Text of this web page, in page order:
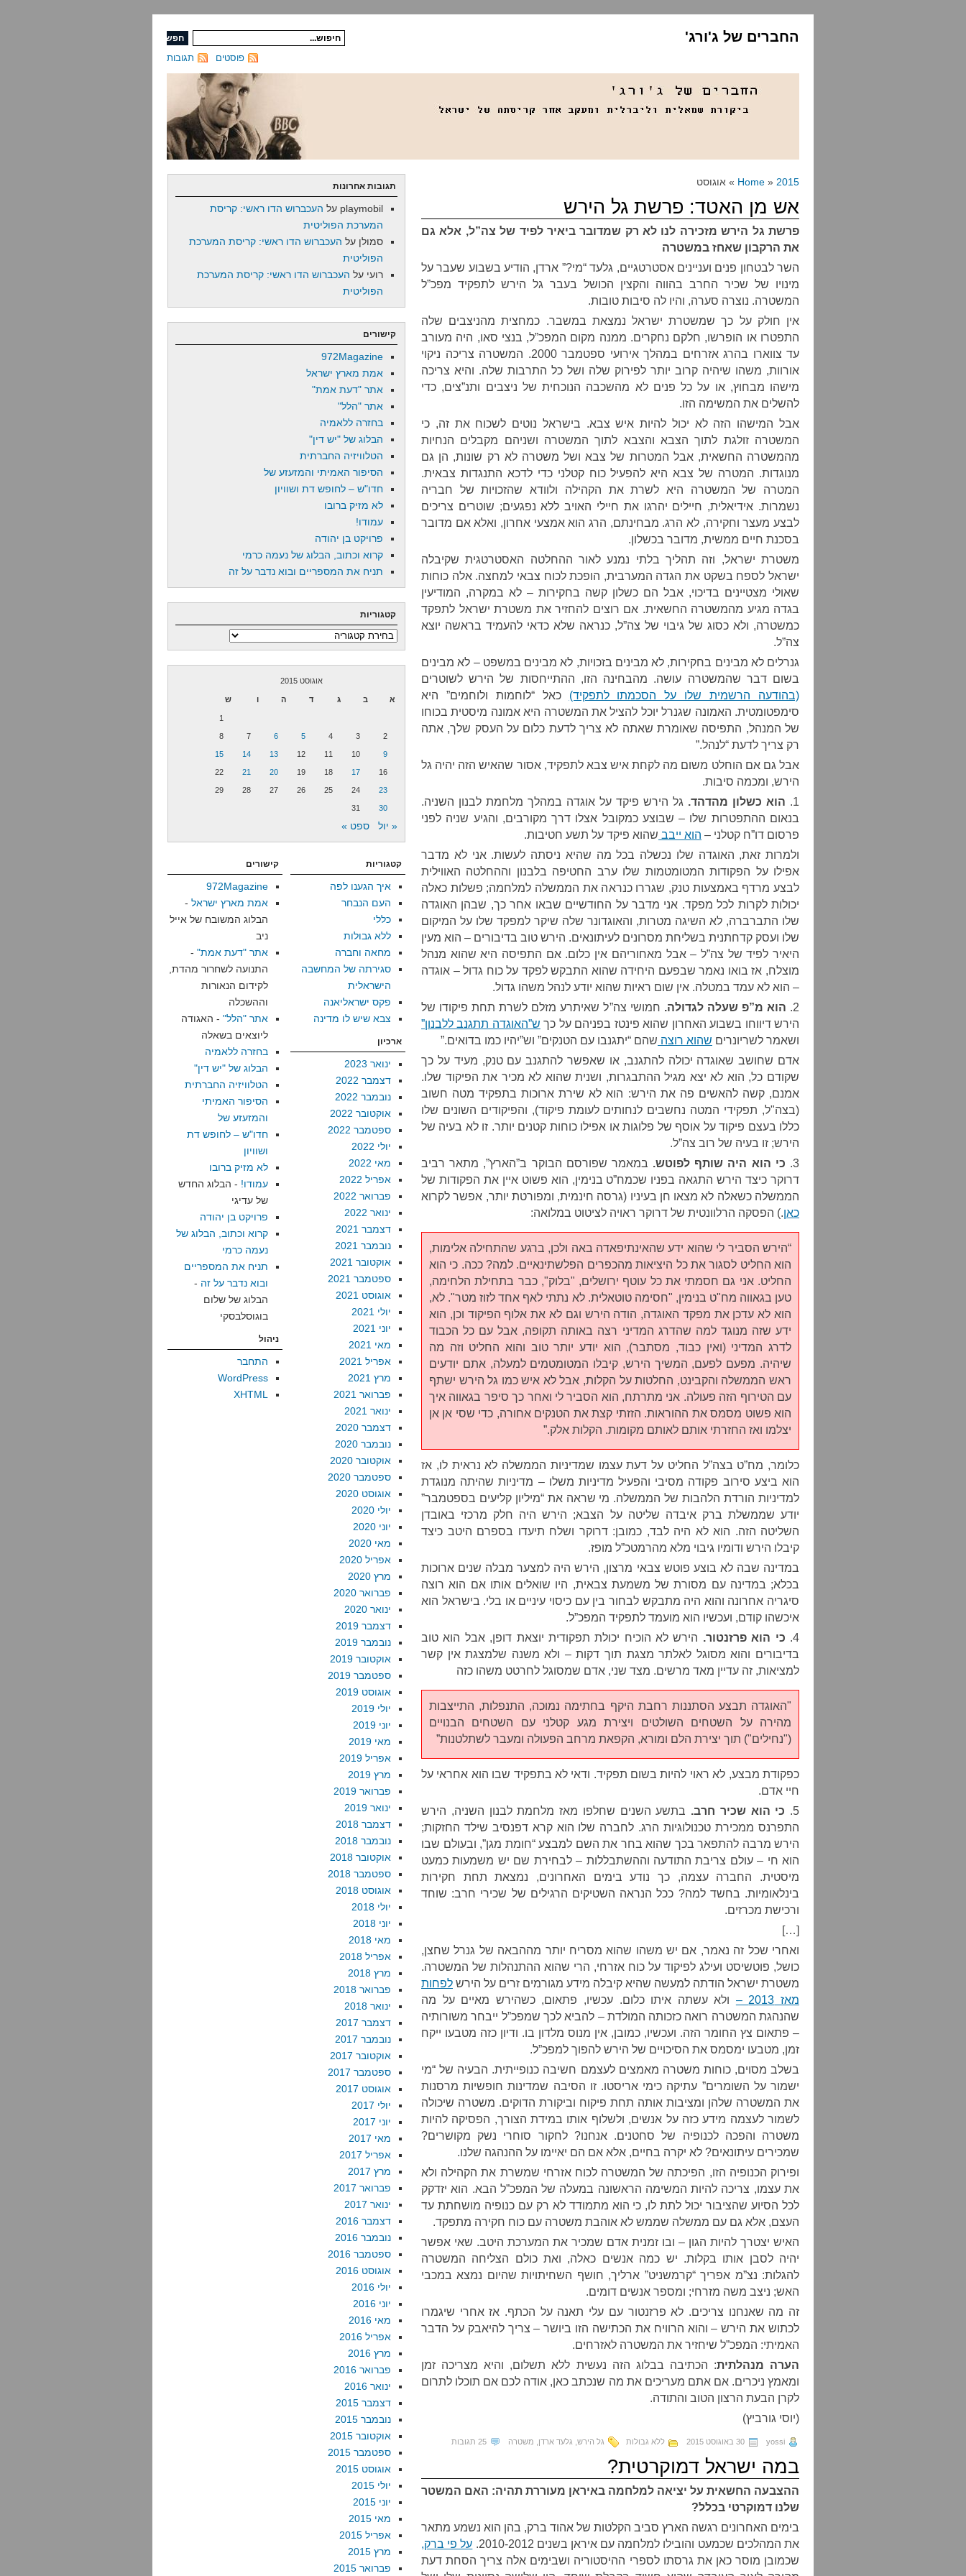
החברים של ג'ורג'
תגובות פוסטים
Home » 2015 » אוגוסט
אש מן האטד: פרשת גל הירש
פרשת גל הירש מזכירה לנו לא רק שמדובר ביאיר לפיד של צה”ל, אלא גם
את הרקבון שאחז במשטרה
השר לבטחון פנים ועניינים אסטרטגיים, גלעד “מי?” ארדן, הודיע בשבוע שעבר על
מינויו של שכיר החרב בהווה והקצין הכושל בעבר גל הירש לתפקיד מפכ”ל
המשטרה. נוצרה סערה, והיו לה סיבות טובות.
אין חולק על כך שמשטרת ישראל נמצאת במשבר. כמחצית מהניצבים שלה
התפטרו או הופרשו, חלקם נחקרים. ממנה מקום המפכ”ל, בנצי סאו, היה מעורב
עד צווארו בהרג אזרחים במהלך אירועי ספטמבר 2000. המשטרה צריכה ניקוי
אורוות, משהו שיהיה קרוב יותר לפירוק שלה ושל כל התרבות שלה. והיא צריכה
מישהו מבחוץ, או על כל פנים לא מהשכבה הנוכחית של ניצבים ותנ”צים, כדי
להשלים את המשימה הזו.
אבל המישהו הזה לא יכול להיות איש צבא. בישראל נוטים לשכוח את זה, כי
המשטרה זולגת לתוך הצבא והצבא לתוך המשטרה ושניהם מקבלים הנחיות
מהמשטרה החשאית, אבל המטרות של צבא ושל משטרה לא רק שונות, הן גם
מנוגדות. המטרה של צבא היא להפעיל כוח קטלני כדי לדכא התנגדות צבאית.
המטרה של המשטרה היא לשרת את הקהילה ולוודא שהזכויות של חבריה
נשמרות. אידיאלית, חיילים יהרגו את חיילי האויב ללא נפגעים; שוטרים צריכים
לבצע מעצר וחקירה, לא הרג. מבחינתם, הרג הוא אמצעי אחרון, ואלא אם מדובר
בסכנת חיים ממשית, מדובר בכשלון.
משטרת ישראל, וזה תהליך בלתי נמנע לאור ההחלטה האסטרטגית שקיבלה
ישראל לספח בשקט את הגדה המערבית, הופכת לכוח צבאי למחצה. אלה כוחות
שאולי מצטיינים בדיכוי, אבל הם כשלון קשה בחקירות – לא במקרה, המודיעין
בגדה מגיע מהמשטרה החשאית. אם רוצים להחזיר את משטרת ישראל לתפקד
כמשטרה, ולא כסוג של גיבוי של צה”ל, כנראה שלא כדאי להעמיד בראשה יוצא
צה”ל.
גנרלים לא מבינים בחקירות, לא מבינים בזכויות, לא מבינים במשפט – לא מבינים
בשום דבר שהמשטרה עושה. מהבחינה הזו, ההתייחסות של הירש לשוטרים
(בהודעה הרשמית שלו על הסכמתו לתפקיד) כאל “לוחמות ולוחמים” היא
סימפטומטית. האמונה שגנרל יוכל להציל את המשטרה היא אמונה מיסטית בכוחו
של המנהל, התפיסה שאומרת שאתה לא צריך לדעת כלום על העסק שלך, אתה
רק צריך לדעת “לנהל.”
אבל גם אם הוחלט משום מה לקחת איש צבא לתפקיד, אסור שהאיש הזה יהיה גל
הירש, ומכמה סיבות.
1.
הוא כשלון מהדהד. גל הירש פיקד על אוגדה במהלך מלחמת לבנון השניה.
בנאום ההתפטרות שלו – שבוצע כמקובל אצלו דרך מקורבים, והגיע שניה לפני
פרסום דו”ח קטלני – הוא ייבב שהוא פיקד על תשע חטיבות.
ולמרות זאת, האוגדה שלו נכשלה בכל מה שהיא ניסתה לעשות. אני לא מדבר
אפילו על הפקודות המטומטמות שלו ערב החטיפה בלבנון וההחלטה האווילית
לבצע מרדף באמצעות טנק, שגררו כנראה את הממשלה למלחמה; פשלות כאלה
יכולות לקרות לכל מפקד. אני מדבר על החודשיים שבאו אחר כך, שבהן האוגדה
שלו התברברה, לא השיגה מטרות, והאוגדונר שלה שיקר למפקד שלו על המיקום
שלו ועסק קדחתנית בשליחת מסרונים לעיתונאים. הירש טוב בדיבורים – הוא מעין
היאיר לפיד של צה”ל – אבל מאחוריהם אין כלום. אם התפיסה היא שהוא מנהל
מוצלח, אז בואו נאמר שבפעם היחידה שהוא התבקש לפקד על כוח גדול – אוגדה
– הוא לא עמד במטלה. אין שום ראיות שהוא יודע לנהל משהו גדול.
2.
הוא מ”פ שעלה לגדולה. חמושי צה”ל שאיתרע מזלם לשרת תחת פיקודו של
הירש דיווחו בשבוע האחרון שהוא פינטז בפניהם על כך ש”האוגדה תתגנב ללבנון”
ושאמר לשריונרים שהוא רוצה שהם “יתגנבו עם הטנקים” וש”יהיו כמו בדואים.”
אדם שחושב שאוגדה יכולה להתגנב, או שאפשר להתגנב עם טנק, מעיד על כך
שקודם כל, הוא לא יצא מגיל ההתבגרות, ושנית שהוא לא מכיר את הפיקוד שלו.
אמנם, קשה להאשים פה את הירש: הוא לא שירת ארוכות בתפקיד מטה חשוב
(בצה"ל, תפקידי המטה נחשבים לנחותים לעומת פיקוד), והפיקודים השונים שלו
כללו בעצם פיקוד על אוסף של פלוגות או אפילו כוחות קטנים יותר. זו לא בעיה של
הירש; זו בעיה של רוב צה”ל.
3.
כי הוא היה שותף לפוטש. במאמר שפורסם הבוקר ב”הארץ”, מתאר רביב
דרוקר כיצד הירש התגאה בפניו שכמח”ט בנימין, הוא פשוט איין את הפקודות של
הממשלה כשאלה לא מצאו חן בעיניו (גרסה חינמית, ומפורטת יותר, אפשר לקרוא
כאן.) הפסקה הרלוונטית של דרוקר ראויה לציטוט במלואה:
“הירש הסביר לי שהוא ידע שהאינתיפאדה באה ולכן, ברגע שהתחילה אלימות,
הוא החליט לסגור את כל היציאות מהכפרים הפלשתינאיים. למה? ככה. כי הוא
החליט. אני גם חסמתי את כל עוטף ירושלים, "בלוק", כבר בתחילת הלחימה,
טען בגאווה מח"ט בנימין, "חסימה טוטאלית. לא נתתי לאף אחד לזוז מטר". לא,
הוא לא עדכן את מפקד האוגדה, הודה הירש וגם לא את אלוף הפיקוד וכן, הוא
ידע שזה מנוגד למה שהדרג המדיני רצה באותה תקופה, אבל עם כל הכבוד
לדרג המדיני (ואין כבוד, מסתבר), הוא יודע יותר טוב והוא החליט וזה מה
שיהיה. מפעם לפעם, המשיך הירש, קיבלו המטומטמים למעלה, אתם יודעים
ראש הממשלה והקבינט, החלטות על הקלות, אבל לא איש כמו גל הירש ישתף
עם הטירוף הזה פעולה. אני מתרתח, הוא הסביר לי ואחר כך סיפר בגאווה איך
הוא פשוט מסמס את ההוראות. הזזתי קצת את הטנקים אחורה, כדי שסי אן אן
יצלמו ואז החזרתי אותם לאותם מקומות. הקלות אלק.”
כלומר, מח”ט בצה”ל החליט על דעת עצמו שמדיניות הממשלה לא נראית לו, אז
הוא ביצע סירוב פקודה מסיבי והפעיל מדיניות משלו – מדיניות שהיתה מנוגדת
למדיניות הורדת הלהבות של הממשלה. מי שראה את “מיליון קליעים בספטמבר”
יודע שממשלת ברק איבדה שליטה על הצבא; הירש היה חלק מרכזי באובדן
השליטה הזה. הוא לא היה לבד, כמובן: דרוקר ושלח תיעדו בספרם היטב כיצד
קיבלו הירש ודומיו גיבוי מלא מהרמטכ”ל מופז.
במדינה שבה לא בוצע פוטש צבאי מרצון, הירש היה למצער מבלה שנים ארוכות
בכלא; במדינה עם מסורת של משמעת צבאית, היו שואלים אותו אם הוא רוצה
סיגריה אחרונה והוא היה מתבקש לבחור בין עם כיסוי עיניים או בלי. בישראל הוא
איכשהו קודם, ועכשיו הוא מועמד לתפקיד המפכ”ל.
4.
כי הוא פרזנטור. הירש לא הוכיח יכולת תפקודית יוצאת דופן, אבל הוא טוב
בדיבורים והוא מסוגל לאלתר מצגת תוך דקות – ולא משנה שלמצגת אין קשר
למציאות, זה עדיין מאד מרשים. מצד שני, אדם שמסוגל לחרטט משהו כזה
"האוגדה תבצע הסתננות רחבת היקף בחתימה נמוכה, התנפלות, התייצבות
מהירה על השטחים השולטים ויצירת מגע קטלני עם השטחים הבנויים
("נחילים") תוך יצירת הלם ומורא, הקפאת מרחב הפעולה ומעבר לשתלטנות”
כפקודת מבצע, לא ראוי להיות בשום תפקיד. ודאי לא בתפקיד שבו הוא אחראי על
חיי אדם.
5.
כי הוא שכיר חרב. בתשע השנים שחלפו מאז מלחמת לבנון השניה, הירש
התפרנס ממכירת טכנולוגיות הרג. לחברה שלו הוא קרא דפנסיב שילד החזקות;
הירש מרבה להתפאר בכך שהוא בחר את השם למבצע “חומת מגן”, ובעולם שבו
הוא חי – עולם צריבת התודעה וההשתבללות – לבחירת שם יש משמעות כמעט
מיסטית. החברה עצמה, כך נודע בימים האחרונים, נמצאת תחת חקירות
בינלאומיות. בחשד למה? ככל הנראה השטיקים הרגילים של שכירי חרב: שוחד
ורכישת מכרזים.
[…]
ואחרי שכל זה נאמר, אם יש משהו שהוא מסריח יותר מההבאה של גנרל שחצן,
כושל, פוטשיסט ועילג לפיקוד על כוח אזרחי, הרי שהוא ההתנהלות של המשטרה.
משטרת ישראל הודתה למעשה שהיא קיבלה מידע מגורמים זרים על הירש לפחות
מאז 2013 –
ולא עשתה איתו כלום. עכשיו, פתאום, כשהירש מאיים על מה
שהנהגת המשטרה רואה כזכותה המולדת – להביא לכך שמפכ”ל ייבחר משורותיה
– פתאום צץ החומר הזה. ועכשיו, כמובן, אין מנוס מלדון בו. ודיון כזה מטבעו ייקח
זמן, מטבעו ימסמס את הסיכויים של הירש להפוך למפכ”ל.
בשלב מסוים, כוחות משטרה מאמצים לעצמם חשיבה כנופייתית. הבעיה של “מי
ישמור על השומרים” עתיקה כימי אריסטו. זו הסיבה שמדינות חופשיות מרסנות
את המשטרה שלהן ומציבות אותה תחת פיקוח וביקורת הדוקים. משטרה שיכולה
לשמור לעצמה מידע כזה על אנשים, ולשלוף אותו במידת הצורך, הפסיקה להיות
משטרה והפכה לכנופיה של סחטנים. אנחנו? לחקור סוחרי נשק מקושרים?
שמכירים עיתונאים? לא יקרה בחיים, אלא אם הם יאיימו על ההנהגה שלנו.
ופירוק הכנופיה הזו, הפיכתה של המשטרה לכוח אזרחי שמשרת את הקהילה ולא
את עצמו, צריכה להיות המשימה הראשונה במעלה של המפכ”ל הבא. הוא יזדקק
לכל הסיוע שהציבור יכול לתת לו, כי הוא מתמודד לא רק עם כנופיה מושחתת עד
העצם, אלא גם עם ממשלה שממש לא אוהבת משטרה עם כוח חקירה מתפקד.
האיש יצטרך להיות הגון – ובו זמנית אדם שמכיר את המערכת היטב. שאי אפשר
יהיה לסבן אותו בקלות. יש כמה אנשים כאלה, ואת כולם הצליחה המשטרה
להגלות: נצ”מ אפריך “קרמשניט” ארליך, חושף השחיתויות שהיום נמצא במכבי
האש; ניצב משה מזרחי; ומספר אנשים דומים.
זה מה שאנחנו צריכים. לא פרזנטור עם עלי תאנה על הכתף. אז אחרי שיגמרו
לכתוש את הירש – והוא הרוויח את הכתישה הזו ביושר – צריך להיאבק על הדבר
האמיתי: המפכ”ל שיחזיר את המשטרה לאזרחים.
הערה מנהלתית: הכתיבה בבלוג הזה נעשית ללא תשלום, והיא מצריכה זמן
ומאמץ ניכרים. אם אתם מעריכים את מה שנכתב כאן, אודה לכם אם תוכלו לתרום
לקרן הבעת הרצון הטוב והתודה.
(יוסי גורביץ)
yossi 30 באוגוסט 2015 ללא גבולות גל הירש גלעד ארדן משטרה 25 תגובות
במה ישראל דמוקרטית?
ההצבעה החשאית על יציאה למלחמה באיראן מעוררת תהיה: האם המשטר
שלנו דמוקרטי בכלל?
בימים האחרונים רגשה הארץ סביב הקלטות של אהוד ברק, בהן הוא נשמע מתאר
את המהלכים שכמעט והובילו למלחמה עם איראן בשנים 2010-2012.
על פי ברק,
שכמובן מוסר כאן את גרסתו לספרי ההיסטוריה ושבימים אלה צריך הסחת דעת
תגובות אחרונות
playmobil על העכברוש הדו ראשי: קריסת
המערכת הפוליטית
סמולן על העכברוש הדו ראשי: קריסת המערכת
הפוליטית
רועי על העכברוש הדו ראשי: קריסת המערכת
הפוליטית
קישורים
972Magazine
אמת מארץ ישראל
אתר "דעת אמת"
אתר "הלל"
בחזרה ללאמיה
הבלוג של "יש דין"
הטלוויזיה החברתית
הסיפור האמיתי והמזעזע של
חדו"ש – לחופש דת ושוויון
לא מזיק ברובו
עמודו!
פרויקט בן יהודה
קרוא וכתוב, הבלוג של נעמה כרמי
תניח את המספריים ובוא נדבר על זה
קטגוריות
קטגוריות
אוגוסט 2015
א ב ג ד ה ו ש
1
2
3
4
5
6
7
8
9
10
11
12
13
14
15
16
17
18
19
20
21
22
23
24
25
26
27
28
29
30
31
« יול ספט »
קטגוריות
איך הגענו לפה
העם הנבחר
כללי
ללא גבולות
מחאה וחברה
סגירתה של המחשבה
הישראלית
פקס ישראליאנה
צבא שיש לו מדינה
ארכיון
ינואר 2023
דצמבר 2022
נובמבר 2022
אוקטובר 2022
ספטמבר 2022
יולי 2022
מאי 2022
אפריל 2022
פברואר 2022
ינואר 2022
דצמבר 2021
נובמבר 2021
אוקטובר 2021
ספטמבר 2021
אוגוסט 2021
יולי 2021
יוני 2021
מאי 2021
אפריל 2021
מרץ 2021
פברואר 2021
ינואר 2021
דצמבר 2020
נובמבר 2020
אוקטובר 2020
ספטמבר 2020
אוגוסט 2020
יולי 2020
יוני 2020
מאי 2020
אפריל 2020
מרץ 2020
פברואר 2020
ינואר 2020
דצמבר 2019
נובמבר 2019
אוקטובר 2019
ספטמבר 2019
אוגוסט 2019
יולי 2019
יוני 2019
מאי 2019
אפריל 2019
מרץ 2019
פברואר 2019
ינואר 2019
דצמבר 2018
נובמבר 2018
אוקטובר 2018
ספטמבר 2018
אוגוסט 2018
יולי 2018
יוני 2018
מאי 2018
אפריל 2018
מרץ 2018
פברואר 2018
ינואר 2018
דצמבר 2017
נובמבר 2017
אוקטובר 2017
ספטמבר 2017
אוגוסט 2017
יולי 2017
יוני 2017
מאי 2017
אפריל 2017
מרץ 2017
פברואר 2017
ינואר 2017
דצמבר 2016
נובמבר 2016
ספטמבר 2016
אוגוסט 2016
יולי 2016
יוני 2016
מאי 2016
אפריל 2016
מרץ 2016
פברואר 2016
ינואר 2016
דצמבר 2015
נובמבר 2015
אוקטובר 2015
ספטמבר 2015
אוגוסט 2015
יולי 2015
יוני 2015
מאי 2015
אפריל 2015
מרץ 2015
פברואר 2015
קישורים
972Magazine
אמת מארץ ישראל -
הבלוג המשובח של אייל
ניב
אתר "דעת אמת" -
התנועה לשחרור מהדת,
לקידום הנאורות
וההשכלה
אתר "הלל" - האגודה
ליוצאים בשאלה
בחזרה ללאמיה
הבלוג של "יש דין"
הטלוויזיה החברתית
הסיפור האמיתי
והמזעזע של
חדו"ש – לחופש דת
ושוויון
לא מזיק ברובו
עמודו! - הבלוג החדש
של עדיגי
פרויקט בן יהודה
קרוא וכתוב, הבלוג של
נעמה כרמי
תניח את המספריים
ובוא נדבר על זה -
הבלוג של שלום
בוגוסלבסקי
ניהול
התחבר
WordPress
XHTML